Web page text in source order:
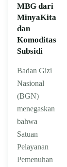
MBG dari
MinyaKita
dan
Komoditas
Subsidi
Badan Gizi
Nasional
(BGN)
menegaskan
bahwa
Satuan
Pelayanan
Pemenuhan